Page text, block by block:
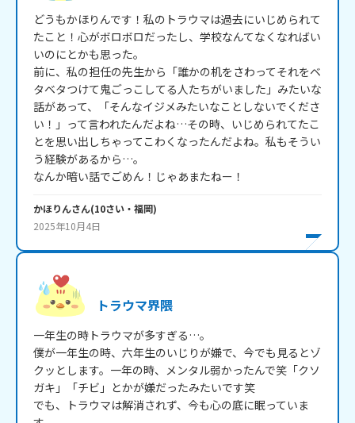
どうもかほりんです！私のトラウマは過去にいじめられて
たこと！心がボロボロだったし、学校なんてなくなればい
いのにとかも思った。
前に、私の担任の先生から「誰かの机をさわってそれをベ
タベタつけて鬼ごっこしてる人たちがいました」みたいな
話があって、「そんなイジメみたいなことしないでくださ
い！」って言われたんだよね…その時、いじめられてたこ
とを思い出しちゃってこわくなったんだよね。私もそうい
う経験があるから…。
なんか暗い話でごめん！じゃあまたねー！
かほりんさん(10さい・ 福岡)
2025年10月4日
トラウマ界隈
一年生の時トラウマが多すぎる…。
僕が一年生の時、六年生のいじりが嫌で、今でも見るとゾ
クッとします。一年の時、メンタル弱かったんで笑「クソ
ガキ」「チビ」とかが嫌だったみたいです笑
でも、トラウマは解消されず、今も心の底に眠っていま